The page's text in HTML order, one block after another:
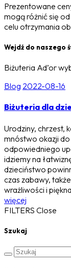
Prezentowane
mogą różnić się
celu otrzymania
Wejdź do naszego
Biżuteria Ad’or
Blog 2022-08-16
Biżuteria dla
Urodziny, chrzest,
mnóstwo okazji
odpowiedniego
idziemy na
dzieciństwo
czas zabawy,
wrażliwości i
więcej
FILTERS Close
Szukaj